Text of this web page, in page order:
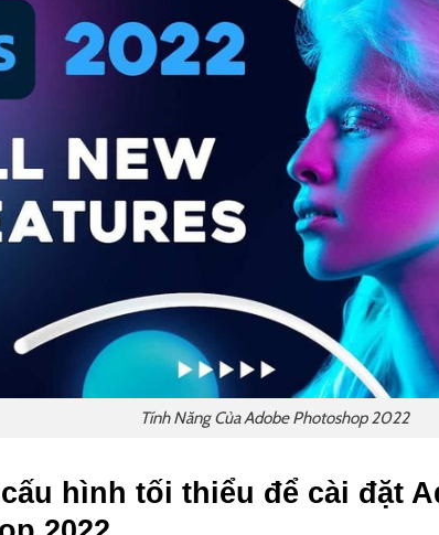
Tính Năng Của Adobe Photoshop 2022
hình tối thiểu để cài đặt